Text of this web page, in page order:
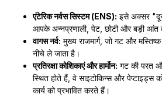
एंटेरिक नर्वस सिस्टम (ENS): इसे अक्सर
आपके अन्नप्रणाली, पेट, छोटी और बड़ी आंत
वागस नर्व: मुख्य राजमार्ग, जो गट और
नीचे ले जाता है।
प्रतिरक्षा कोशिकाएं और हार्मोन: गट की परत
स्थित होते हैं, वे साइटोकिन्स और पेप्टाइड्स
कार्य को प्रभावित करते हैं।